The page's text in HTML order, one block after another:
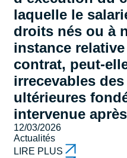
laquelle le
droits nés ou à
instance
contrat, peut-
irrecevables
ultérieures
intervenue
12/03/2026
Actualités
LIRE PLUS